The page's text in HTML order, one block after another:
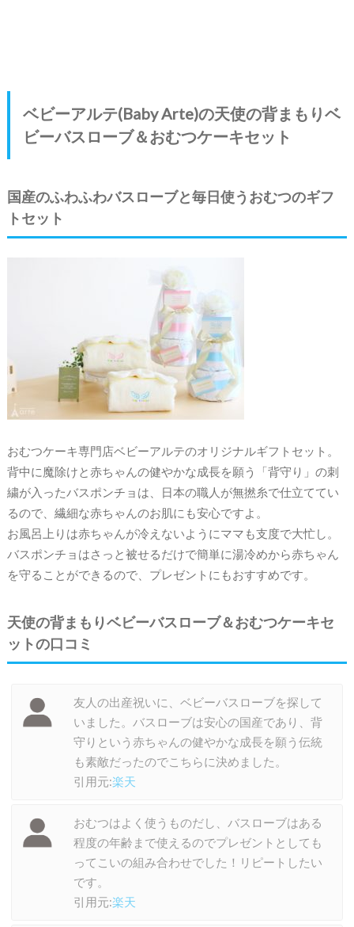
ベビーアルテ(Baby Arte)の天使の背まもりベ
ビーバスローブ＆おむつケーキセット
国産のふわふわバスローブと毎日使うおむつのギフ
トセット
おむつケーキ専門店ベビーアルテのオリジナルギフトセット。
背中に魔除けと赤ちゃんの健やかな成長を願う「背守り」の刺
繍が入ったバスポンチョは、日本の職人が無撚糸で仕立ててい
るので、繊細な赤ちゃんのお肌にも安心ですよ。
お風呂上りは赤ちゃんが冷えないようにママも支度で大忙し。
バスポンチョはさっと被せるだけで簡単に湯冷めから赤ちゃん
を守ることができるので、プレゼントにもおすすめです。
天使の背まもりベビーバスローブ＆おむつケーキセ
ットの口コミ
友人の出産祝いに、ベビーバスローブを探して
いました。バスローブは安心の国産であり、背
守りという赤ちゃんの健やかな成長を願う伝統
も素敵だったのでこちらに決めました。
引用元:楽天
おむつはよく使うものだし、バスローブはある
程度の年齢まで使えるのでプレゼントとしても
ってこいの組み合わせでした！リピートしたい
です。
引用元:楽天